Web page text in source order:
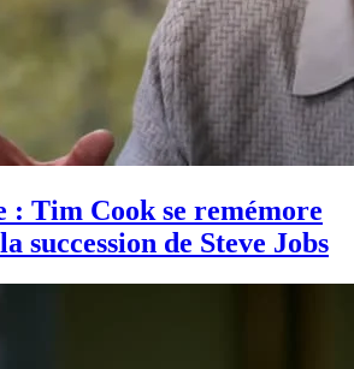
: Tim Cook se remémore
succession de Steve Jobs